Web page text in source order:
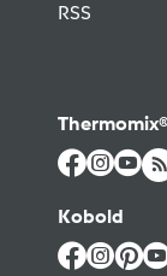
RSS
Thermomix®
Kobold